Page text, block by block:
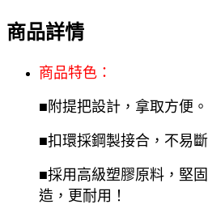
商品詳情
商品特色：
■ 附提把設計，拿取方便 。
■扣環採鋼製接合，不易
■採用高級塑膠原料，堅固
造， 更耐用 ！